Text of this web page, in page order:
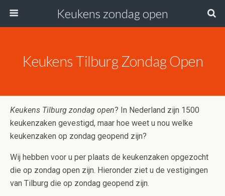
Keukens zondag open
Keukens Tilburg Zondag Open
Keukens Tilburg zondag open? In Nederland zijn 1500
keukenzaken gevestigd, maar hoe weet u nou welke
keukenzaken op zondag geopend zijn?
Wij hebben voor u per plaats de keukenzaken opgezocht
die op zondag open zijn. Hieronder ziet u de vestigingen
van Tilburg die op zondag geopend zijn.